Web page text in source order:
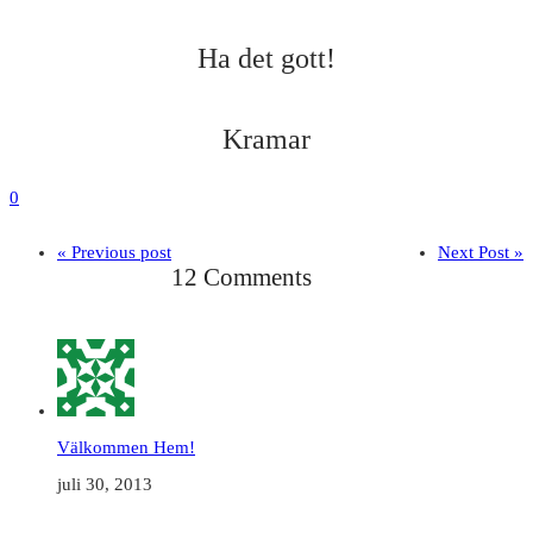
Ha det gott!
Kramar
0
« Previous post Next Post »
12 Comments
Välkommen Hem!
juli 30, 2013